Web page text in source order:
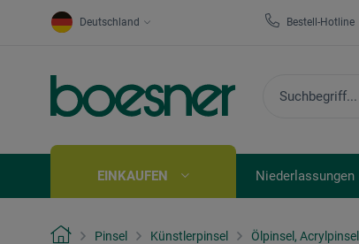
Deutschland Bestell-Hotline
EINKAUFEN Niederlassungen
Pinsel Künstlerpinsel Ölpinsel, Acrylpinsel